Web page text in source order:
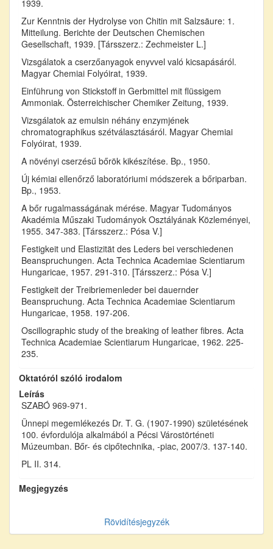
1939.
Zur Kenntnis der Hydrolyse von Chitin mit Salzsäure: 1.
Mitteilung. Berichte der Deutschen Chemischen
Gesellschaft, 1939. [Társszerz.: Zechmeister L.]
Vizsgálatok a cserzőanyagok enyvvel való kicsapásáról.
Magyar Chemiai Folyóirat, 1939.
Einführung von Stickstoff in Gerbmittel mit flüssigem
Ammoniak. Österreichischer Chemiker Zeitung, 1939.
Vizsgálatok az emulsin néhány enzymjének
chromatographikus szétválasztásáról. Magyar Chemiai
Folyóirat, 1939.
A növényi cserzésű bőrök kikészítése. Bp., 1950.
Új kémiai ellenőrző laboratóriumi módszerek a bőriparban.
Bp., 1953.
A bőr rugalmasságának mérése. Magyar Tudományos
Akadémia Műszaki Tudományok Osztályának Közleményei,
1955. 347-383. [Társszerz.: Pósa V.]
Festigkeit und Elastizität des Leders bei verschiedenen
Beanspruchungen. Acta Technica Academiae Scientiarum
Hungaricae, 1957. 291-310. [Társszerz.: Pósa V.]
Festigkeit der Treibriemenleder bei dauernder
Beanspruchung. Acta Technica Academiae Scientiarum
Hungaricae, 1958. 197-206.
Oscillographic study of the breaking of leather fibres. Acta
Technica Academiae Scientiarum Hungaricae, 1962. 225-
235.
Oktatóról szóló irodalom
Leírás
SZABÓ 969-971.
Ünnepi megemlékezés Dr. T. G. (1907-1990) születésének
100. évfordulója alkalmából a Pécsi Várostörténeti
Múzeumban. Bőr- és cipőtechnika, -piac, 2007/3. 137-140.
PL II. 314.
Megjegyzés
Rövidítésjegyzék